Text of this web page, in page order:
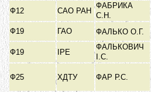
Ф12
САО РАН
ФАБРИКА
С.Н.
Ф19
ГАО ФАЛЬКО О.Г.
Ф19
ІРЕ
ФАЛЬКОВИЧ
І.С.
Ф25 ХДТУ ФАР Р.С.